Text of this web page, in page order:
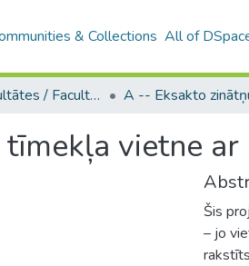
& Collections All of
B4 – LU fakultātes / Faculties of the UL
tīmekļa vietne
Šis
– jo